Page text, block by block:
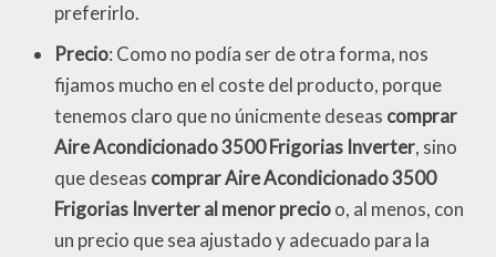
preferirlo.
Precio: Como no podía ser de otra forma, nos
fijamos mucho en el coste del producto, porque
tenemos claro que no únicmente deseas comprar
Aire Acondicionado 3500 Frigorias Inverter, sino
que deseas comprar Aire Acondicionado 3500
Frigorias Inverter al menor precioo, al menos, con
un precio que sea ajustado y adecuado para la